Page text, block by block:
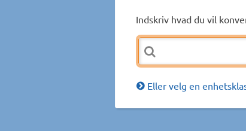
Indskriv hvad du vil
Eller velg en